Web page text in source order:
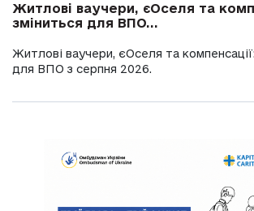
Житлові ваучери, єОселя та
зміниться для ВПО...
Житлові ваучери, єОселя та
для ВПО з серпня 2026.